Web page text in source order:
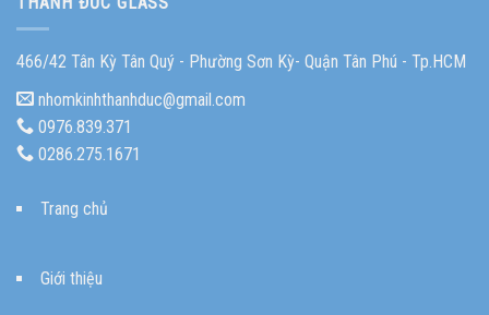
466/42 Tân Kỳ Tân Quý - Phường Sơn Kỳ- Quận Tân Phú - Tp.HCM
nhomkinhthanhduc@gmail.com
0976.839.371
0286.275.1671
Trang chủ
Giới thiệu